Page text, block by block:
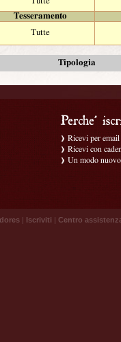
Tesseramento
Tutte
Tipologia
Ricevi per
Ricevi con
Un modo
| Iscriviti | Centro